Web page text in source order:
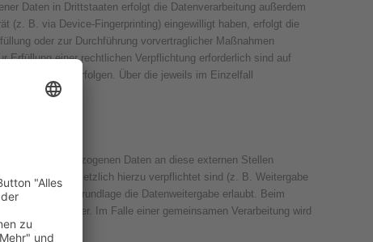
Daten in Drittstaaten erfolgt die Datenverarbeitung außerdem
(z. B. via Device-Fingerprinting) eingewilligt haben, erfolgt die
oder zur Durchführung vorvertraglicher Maßnahmen
Erfüllung einer rechtlichen Verpflichtung erforderlich sind auf
lit. f DSGVO erfolgen. Über die jeweils im Einzelfall
personenbezogenen Daten an diese externen Stellen
ist, wenn wir gesetzlich hierzu verpflichtet sind (z. B. Weitergabe
Rechtsgrundlage die Datenweitergabe erlaubt. Beim
weiter. Im Falle einer gemeinsamen Verarbeitung wird